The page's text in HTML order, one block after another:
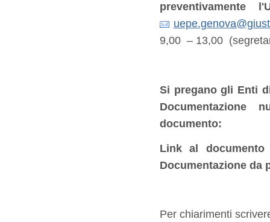
preventivamente
9,00 – 13,00
Si pregano gli Enti
Documentazione
documento:
Link al
Documentazione da
Per chiarimenti